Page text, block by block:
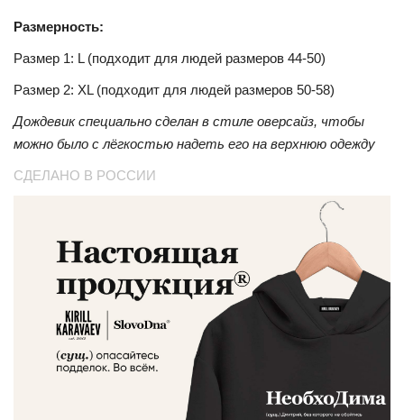
Размерность:
Размер 1: L (подходит для людей размеров 44-50)
Размер 2: XL (подходит для людей размеров 50-58)
Дождевик специально сделан в стиле оверсайз, чтобы
можно было с лёгкостью надеть его на верхнюю одежду
СДЕЛАНО В РОССИИ